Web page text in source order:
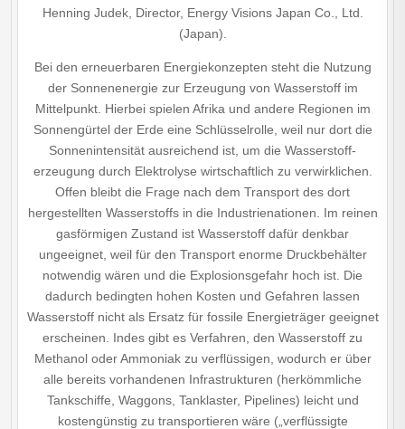
Henning Judek, Director, Energy Visions Japan Co., Ltd.
(Japan).
Bei den erneuerbaren Energiekonzepten steht die Nutzung
der Sonnenenergie zur Erzeugung von Wasserstoff im
Mittelpunkt. Hierbei spielen Afrika und andere Regionen im
Sonnengürtel der Erde eine Schlüsselrolle, weil nur dort die
Sonnenintensität ausreichend ist, um die Wasserstoff­
erzeugung durch Elektrolyse wirtschaftlich zu verwirklichen.
Offen bleibt die Frage nach dem Transport des dort
hergestellten Wasserstoffs in die Industrienationen. Im reinen
gasförmigen Zustand ist Wasserstoff dafür denkbar
ungeeignet, weil für den Transport enorme Druckbehälter
notwendig wären und die Explosionsgefahr hoch ist. Die
dadurch bedingten hohen Kosten und Gefahren lassen
Wasserstoff nicht als Ersatz für fossile Energieträger geeignet
erscheinen. Indes gibt es Verfahren, den Wasserstoff zu
Methanol oder Ammoniak zu verflüssigen, wodurch er über
alle bereits vorhandenen Infrastrukturen (herkömmliche
Tankschiffe, Waggons, Tanklaster, Pipelines) leicht und
kostengünstig zu transportieren wäre („verflüssigte